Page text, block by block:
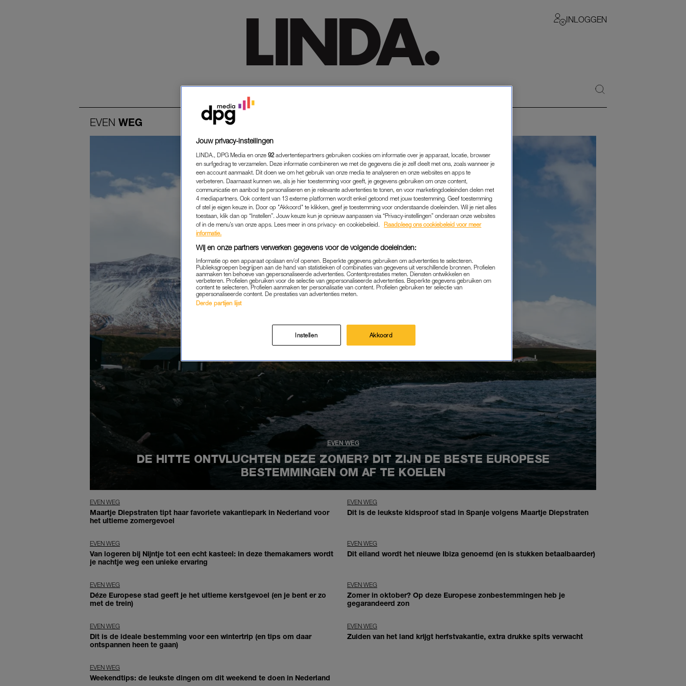
INLOGGEN
EVEN WEG
EVEN WEG
DE HITTE ONTVLUCHTEN DEZE ZOMER? DIT ZIJN DE BESTE EUROPESE
BESTEMMINGEN OM AF TE KOELEN
EVEN WEG
Maartje Diepstraten tipt haar favoriete vakantiepark in Nederland voor
het ultieme zomergevoel
EVEN WEG
Dit is de leukste kidsproof stad in Spanje volgens Maartje Diepstraten
EVEN WEG
Van logeren bij Nijntje tot een echt kasteel: in deze themakamers wordt
je nachtje weg een unieke ervaring
EVEN WEG
Dit eiland wordt het nieuwe Ibiza genoemd (en is stukken betaalbaarder)
EVEN WEG
Déze Europese stad geeft je het ultieme kerstgevoel (en je bent er zo
met de trein)
EVEN WEG
Zomer in oktober? Op deze Europese zonbestemmingen heb je
gegarandeerd zon
EVEN WEG
Dit is de ideale bestemming voor een wintertrip (en tips om daar
ontspannen heen te gaan)
EVEN WEG
Zuiden van het land krijgt herfstvakantie, extra drukke spits verwacht
EVEN WEG
Weekendtips: de leukste dingen om dit weekend te doen in Nederland
Jouw privacy-instellingen
LINDA., DPG Media en onze 92 advertentiepartners gebruiken cookies om informatie over je apparaat, locatie, browser
en surfgedrag te verzamelen. Deze informatie combineren we met de gegevens die je zelf deelt met ons, zoals wanneer je
een account aanmaakt. Dit doen we om het gebruik van onze media te analyseren en onze websites en apps te
verbeteren. Daarnaast kunnen we, als je hier toestemming voor geeft, je gegevens gebruiken om onze content,
communicatie en aanbod te personaliseren en je relevante advertenties te tonen, en voor marketingdoeleinden delen met
4 mediapartners. Ook content van 13 externe platformen wordt enkel getoond met jouw toestemming. Geef toestemming
of stel je eigen keuze in. Door op "Akkoord" te klikken, geef je toestemming voor onderstaande doeleinden. Wil je niet alles
toestaan, klik dan op “Instellen”. Jouw keuze kun je opnieuw aanpassen via “Privacy-instellingen” onderaan onze websites
of in de menu’s van onze apps. Lees meer in ons privacy- en cookiebeleid.
Raadpleeg ons cookiebeleid voor meer
informatie.
Wij en onze partners verwerken gegevens voor de volgende doeleinden:
Informatie op een apparaat opslaan en/of openen. Beperkte gegevens gebruiken om advertenties te selecteren.
Publieksgroepen begrijpen aan de hand van statistieken of combinaties van gegevens uit verschillende bronnen. Profielen
aanmaken ten behoeve van gepersonaliseerde advertenties. Contentprestaties meten. Diensten ontwikkelen en
verbeteren. Profielen gebruiken voor de selectie van gepersonaliseerde advertenties. Beperkte gegevens gebruiken om
content te selecteren. Profielen aanmaken ter personalisatie van content. Profielen gebruiken ter selectie van
gepersonaliseerde content. De prestaties van advertenties meten.
Derde partijen lijst
Instellen Akkoord